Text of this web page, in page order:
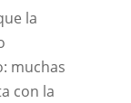
la
muchas
con la